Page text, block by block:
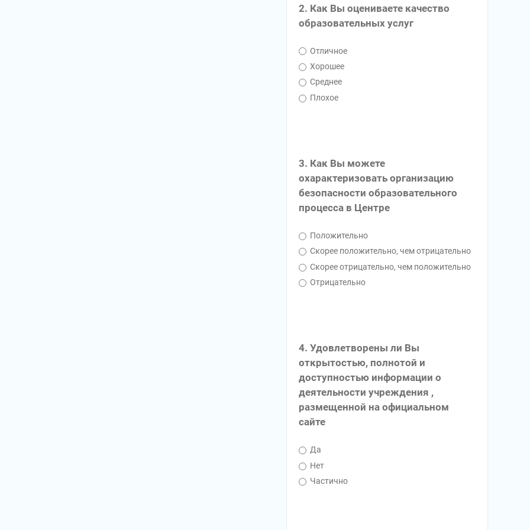
2. Как Вы оцениваете качество
образовательных услуг
Отличное
Хорошее
Среднее
Плохое
3. Как Вы можете
охарактеризовать организацию
безопасности образовательного
процесса в Центре
Положительно
Скорее положительно, чем отрицательно
Скорее отрицательно, чем положительно
Отрицательно
4. Удовлетворены ли Вы
открытостью, полнотой и
доступностью информации о
деятельности учреждения ,
размещенной на официальном
сайте
Да
Нет
Частично